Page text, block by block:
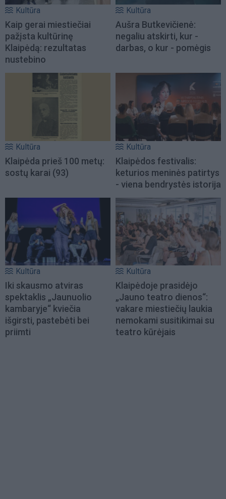
Kultūra
Kaip gerai miestiečiai
pažįsta kultūrinę
Klaipėdą: rezultatas
nustebino
Kultūra
Aušra Butkevičienė:
negaliu atskirti, kur -
darbas, o kur - pomėgis
Kultūra
Klaipėda prieš 100 metų:
sostų karai (93)
Kultūra
Klaipėdos festivalis:
keturios meninės patirtys
- viena bendrystės istorija
Kultūra
Iki skausmo atviras
spektaklis „Jaunuolio
kambaryje“ kviečia
išgirsti, pastebėti bei
priimti
Kultūra
Klaipėdoje prasidėjo
„Jauno teatro dienos“:
vakare miestiečių laukia
nemokami susitikimai su
teatro kūrėjais